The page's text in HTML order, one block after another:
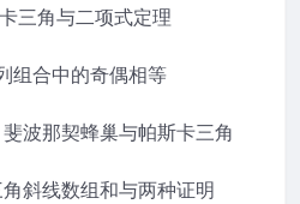
三角与二项式定理
组合中的奇偶相等
波那契蜂巢与帕斯卡三角
斜线数组和与两种证明